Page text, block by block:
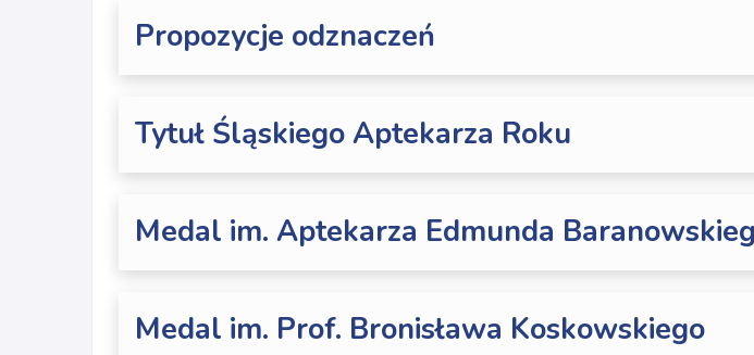
Propozycje odznaczeń
Tytuł Śląskiego Aptekarza Roku
Medal im. Aptekarza Edmunda
Medal im. Prof. Bronisława Koskowskiego